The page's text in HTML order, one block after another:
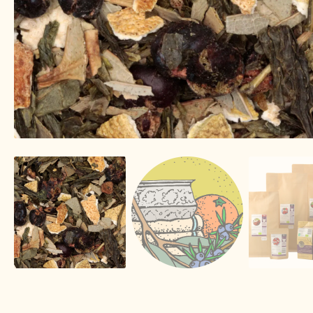
Image de marque personnelle Impressum
Lista de precios actualizada. Liste de prix
Mijn Favorieten MultilingualismMultilinguisme
Nuestra visión del téOnline shopOnlineshop
Over ons Pagos y descuentosPaiement et
Personal BrandingPersonal Branding Política
Privacy statementPrivacyverklaring Product